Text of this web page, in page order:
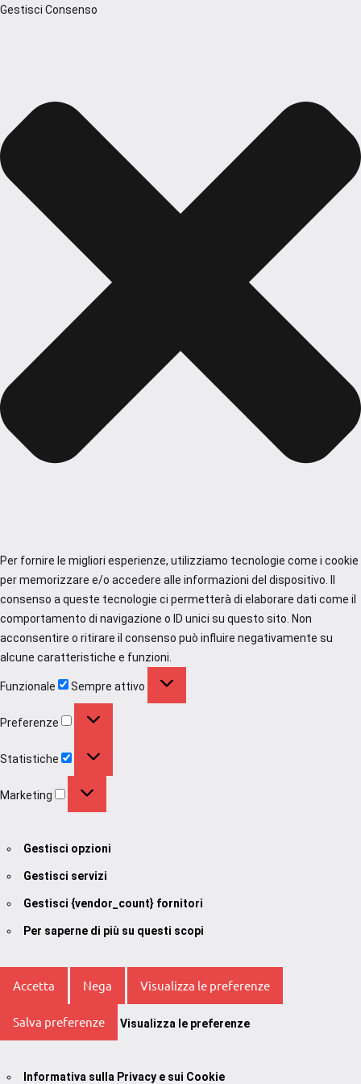
Gestisci Consenso
Per fornire le migliori esperienze, utilizziamo tecnologie come i cookie
per memorizzare e/o accedere alle informazioni del dispositivo. Il
consenso a queste tecnologie ci permetterà di elaborare dati come il
comportamento di navigazione o ID unici su questo sito. Non
acconsentire o ritirare il consenso può influire negativamente su
alcune caratteristiche e funzioni.
Funzionale Sempre attivo
Preferenze
Statistiche
Marketing
Gestisci opzioni
Gestisci servizi
Gestisci {vendor_count} fornitori
Per saperne di più su questi scopi
Accetta Nega Visualizza le preferenze
Salva preferenze Visualizza le preferenze
Informativa sulla Privacy e sui Cookie